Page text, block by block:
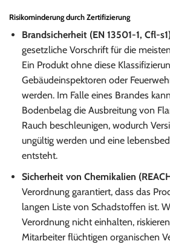
Risikominderung durch Zertifizierung
Brandsicherheit (EN 13501-1, Cfl-
gesetzliche Vorschrift für die
Ein Produkt ohne diese
Gebäudeinspektoren oder
werden. Im Falle eines Brandes
Bodenbelag die Ausbreitung von
Rauch beschleunigen, wodurch
ungültig werden und eine
entsteht.
Sicherheit von Chemikalien
Verordnung garantiert, dass das
langen Liste von Schadstoffen ist.
Verordnung nicht einhalten,
Mitarbeiter flüchtigen organischen